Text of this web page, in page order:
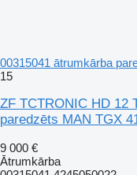
00315041 ātrumkārba
15
ZF TCTRONIC HD 12
paredzēts MAN TGX
9 000 €
Ātrumkārba